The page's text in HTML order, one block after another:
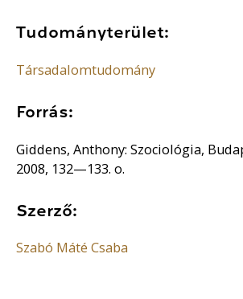
Tudományterület:
Társadalomtudomány
Forrás:
Giddens, Anthony: Szociológia,
2008, 132—133. o.
Szerző:
Szabó Máté Csaba